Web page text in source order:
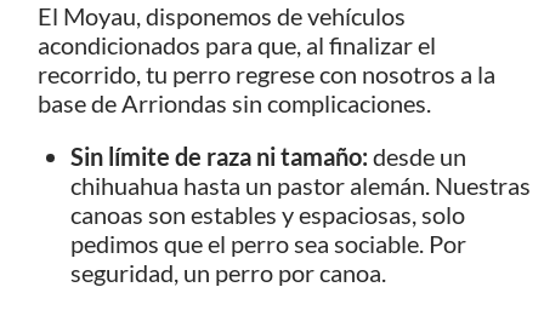
El Moyau, disponemos de vehículos
acondicionados para que, al finalizar el
recorrido, tu perro regrese con nosotros a la
base de Arriondas sin complicaciones.
Sin límite de raza ni tamaño: desde un
chihuahua hasta un pastor alemán. Nuestras
canoas son estables y espaciosas, solo
pedimos que el perro sea sociable. Por
seguridad, un perro por canoa.